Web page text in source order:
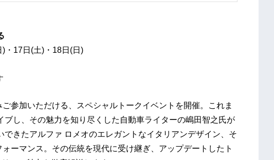
・17日(土)・18日(日)
参加いただける、スペシャルトークイベントを開催。これま
ブし、その魅力を知り尽くした自動車ライターの嶋田智之氏が
できたアルファ ロメオのエレガントなイタリアンデザイン、そ
ーマンス。その伝統を現代に受け継ぎ、アップデートしたト